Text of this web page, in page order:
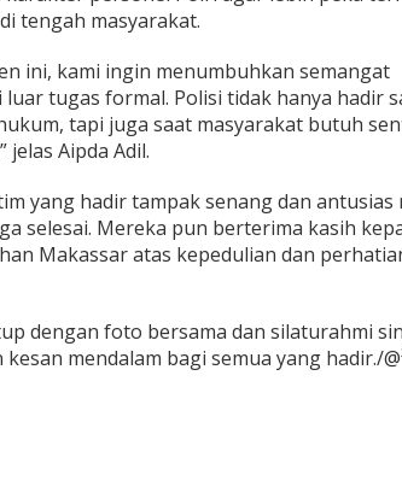
tengah masyarakat.
ini, kami ingin menumbuhkan semangat
luar tugas formal. Polisi tidak hanya hadir
tapi juga saat masyarakat butuh
jelas Aipda Adil.
yang hadir tampak senang dan antusias
selesai. Mereka pun berterima kasih
Makassar atas kepedulian dan
dengan foto bersama dan silaturahmi
mendalam bagi semua yang hadir./